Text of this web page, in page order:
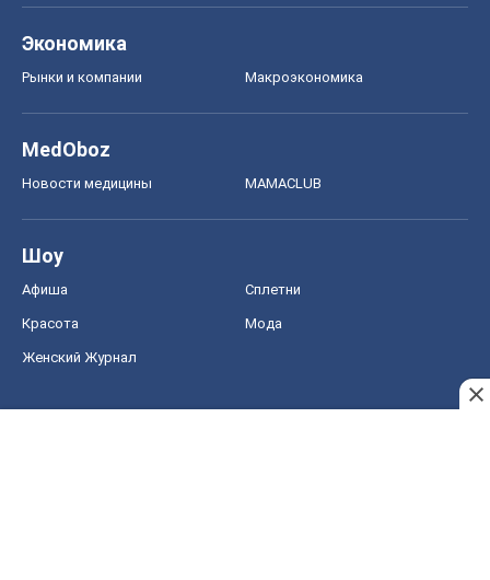
Экономика
Рынки и компании Mакроэкономика
MedOboz
Новости медицины MAMACLUB
Шоу
Афиша Сплетни
Красота Мода
Женский Журнал